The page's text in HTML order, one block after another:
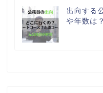
出向する
や年数は